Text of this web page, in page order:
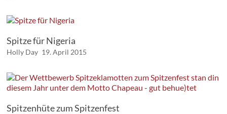
Spitze für Nigeria
Holly Day 19. April 2015
Spitzenhüte zum Spitzenfest